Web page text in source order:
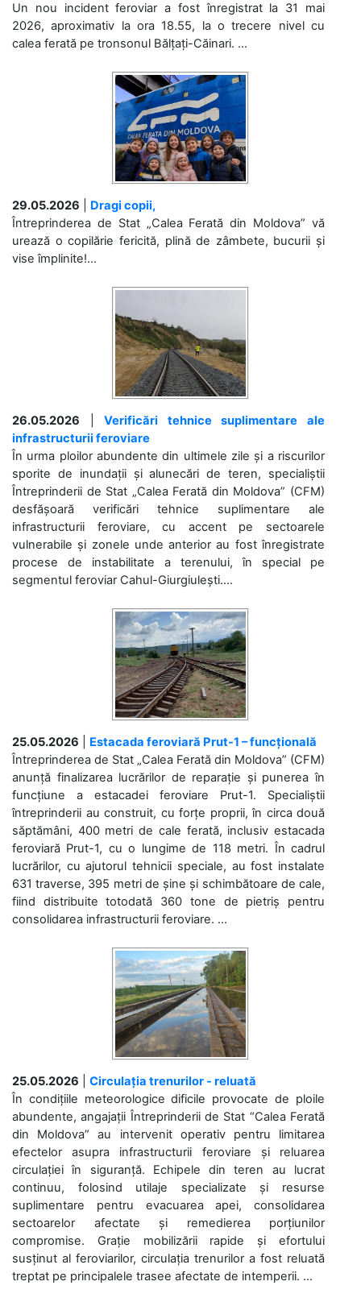
Un nou incident feroviar a fost înregistrat la 31 mai
2026, aproximativ la ora 18.55, la o trecere nivel cu
calea ferată pe tronsonul Bălțați-Căinari. ...
29.05.2026
Dragi copii,
Întreprinderea de Stat „Calea Ferată din Moldova” vă
urează o copilărie fericită, plină de zâmbete, bucurii și
vise împlinite!...
26.05.2026 |Verificări tehnice suplimentare ale
infrastructurii feroviare
În urma ploilor abundente din ultimele zile și a riscurilor
sporite de inundații și alunecări de teren, specialiștii
Întreprinderii de Stat „Calea Ferată din Moldova” (CFM)
desfășoară verificări tehnice suplimentare ale
infrastructurii feroviare, cu accent pe sectoarele
vulnerabile și zonele unde anterior au fost înregistrate
procese de instabilitate a terenului, în special pe
segmentul feroviar Cahul-Giurgiulești....
25.05.2026
Estacada feroviară Prut-1 – funcțională
Întreprinderea de Stat „Calea Ferată din Moldova” (CFM)
anunță finalizarea lucrărilor de reparație și punerea în
funcțiune a estacadei feroviare Prut-1. Specialiștii
întreprinderii au construit, cu forțe proprii, în circa două
săptămâni, 400 metri de cale ferată, inclusiv estacada
feroviară Prut-1, cu o lungime de 118 metri. În cadrul
lucrărilor, cu ajutorul tehnicii speciale, au fost instalate
631 traverse, 395 metri de șine și schimbătoare de cale,
fiind distribuite totodată 360 tone de pietriș pentru
consolidarea infrastructurii feroviare. ...
25.05.2026
Circulația trenurilor - reluată
În condițiile meteorologice dificile provocate de ploile
abundente, angajații Întreprinderii de Stat “Calea Ferată
din Moldova” au intervenit operativ pentru limitarea
efectelor asupra infrastructurii feroviare și reluarea
circulației în siguranță. Echipele din teren au lucrat
continuu, folosind utilaje specializate și resurse
suplimentare pentru evacuarea apei, consolidarea
sectoarelor afectate și remedierea porțiunilor
compromise. Grație mobilizării rapide și efortului
susținut al feroviarilor, circulația trenurilor a fost reluată
treptat pe principalele trasee afectate de intemperii. ...